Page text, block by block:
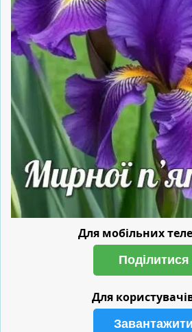
Для мобільних
Поділитися
Для
Завантажити